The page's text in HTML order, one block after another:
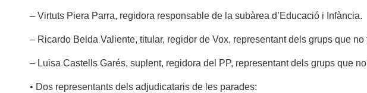
– Virtuts Piera Parra, regidora responsable de la subàrea d’Educació i Infància.
– Ricardo Belda Valiente, titular, regidor de Vox, representant dels grups que no
– Luisa Castells Garés, suplent, regidora del PP, representant dels grups que
• Dos representants dels adjudicataris de les parades: